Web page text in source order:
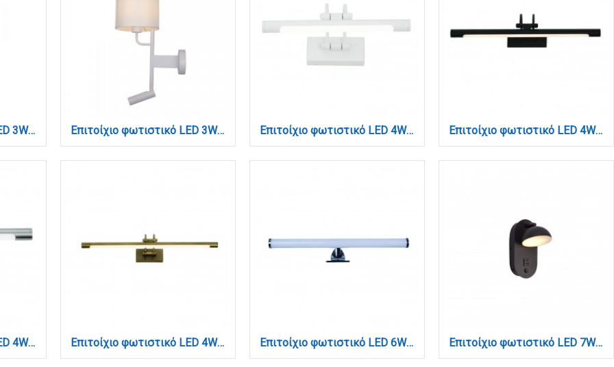
Επιτοίχιο φωτιστικό LED 3W & 6W 3000K από μαύρο μέταλλο (43079) Επιτοίχιο φωτιστικό LED 3W 3000K και 1ΧΕ27 σε λευκή απόχρωση με υφασμάτινο καπέλο (43028-WH) Επιτοίχιο φωτιστικό LED 4W 3000K από λευκό μέταλλο και ακρυλικό D:30cm (1044-Γ-Λευκό) Επιτοίχιο φωτιστικό LED 4W 3000K από μαύρο μέταλλο και ακρυλικό D:30cm (1044-Γ-Μαύρο)
Επιτοίχιο φωτιστικό LED 4W 3000K από νίκελ ματ μέταλλο και ακρυλικό D:30cm (1044-Γ-Νίκελ Ματ) Επιτοίχιο φωτιστικό LED 4W 3000K από οξυντέ μέταλλο και ακρυλικό D:30cm (1044-Γ-Οξυντέ) Επιτοίχιο φωτιστικό LED 6W 4000K από πλαστικό σε χρώμιο απόχρωση D:40cm (1045) Επιτοίχιο φωτιστικό LED 7W 3000K από μαύρο μέταλλο D:22x14cm (43062)